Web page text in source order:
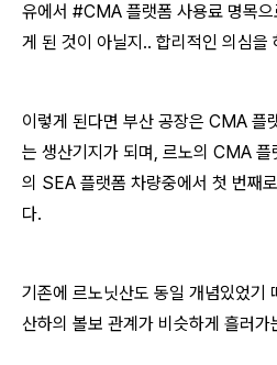
유에서 #CMA 플랫폼 사용료 명목
게 된 것이 아닐지.. 합리적인 의심을
이렇게 된다면 부산 공장은 CMA 플
는 생산기지가 되며, 르노의 CMA
의 SEA 플랫폼 차량중에서 첫 번째
다.
기존에 르노닛산도 동일 개념있었기
산하의 볼보 관계가 비슷하게 흘러가